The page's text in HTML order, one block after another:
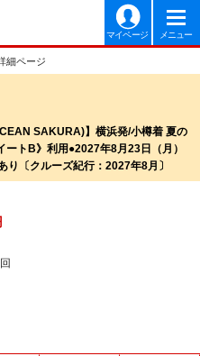
マイページ メニュー
細ページ
SAKURA)】横浜発/小樽着 夏の
トB》利用●2027年8月23日（月）
〔クルーズ紀行：2027年8月〕